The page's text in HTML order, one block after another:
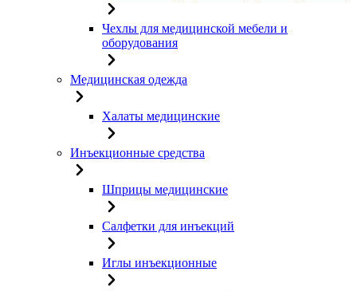
Чехлы для медицинской мебели и
оборудования
Медицинская одежда
Халаты медицинские
Инъекционные средства
Шприцы медицинские
Салфетки для инъекций
Иглы инъекционные